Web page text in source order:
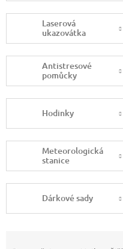
Laserová
ukazovátka
Antistresové
pomůcky
Hodinky
Meteorologická
stanice
Dárkové sady